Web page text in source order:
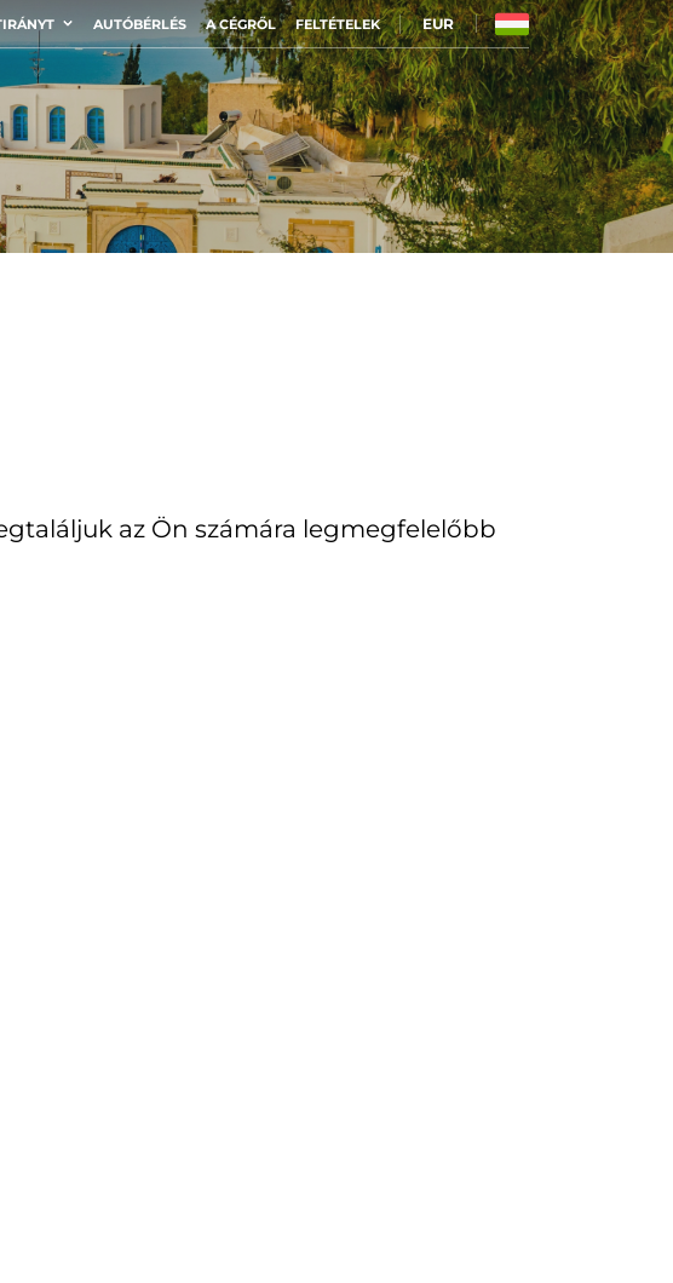
AUTÓBÉRLÉS A CÉGRŐL FELTÉTELEK EUR
az Ön számára legmegfelelőbb